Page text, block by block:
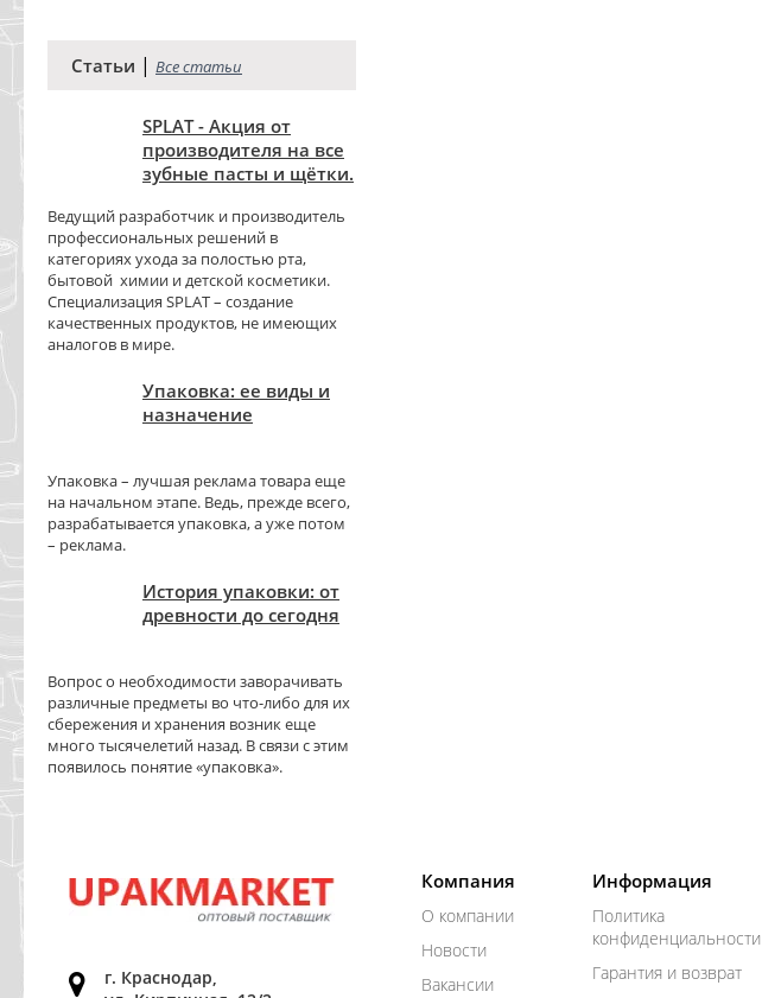
Статьи | Все статьи
SPLAT - Акция от
производителя на все
зубные пасты и щётки.
Ведущий разработчик и производитель
профессиональных решений в
категориях ухода за полостью рта,
бытовой химии и детской косметики.
Специализация SPLAT – создание
качественных продуктов, не имеющих
аналогов в мире.
Упаковка: ее виды и
назначение
Упаковка – лучшая реклама товара еще
на начальном этапе. Ведь, прежде всего,
разрабатывается упаковка, а уже потом
– реклама.
История упаковки: от
древности до сегодня
Вопрос о необходимости заворачивать
различные предметы во что-либо для их
сбережения и хранения возник еще
много тысячелетий назад. В связи с этим
появилось понятие «упаковка».
г. Краснодар,
Компания
О компании
Новости
Вакансии
Информация
Политика
конфиденциальности
Гарантия и возврат